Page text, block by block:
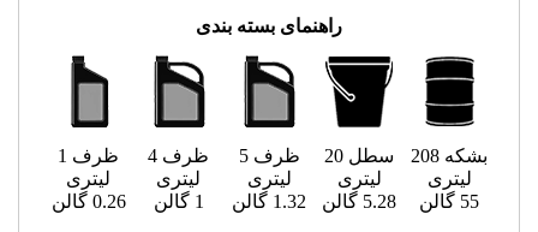
راهنمای بسته بندی
بشکه 208
لیتری
55 گالن
سطل 20
لیتری
5.28 گالن
ظرف 5
لیتری
1.32 گالن
ظرف 4
لیتری
1 گالن
ظرف 1
لیتری
0.26 گالن